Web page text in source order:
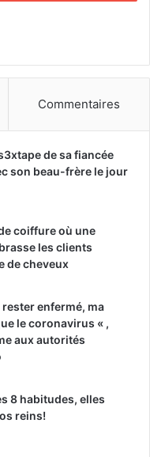
Commentaires
de sa fiancée
son beau-frère le jour
coiffure où une
les clients
de cheveux
rester enfermé, ma
le coronavirus « ,
aux autorités
8 habitudes, elles
reins!